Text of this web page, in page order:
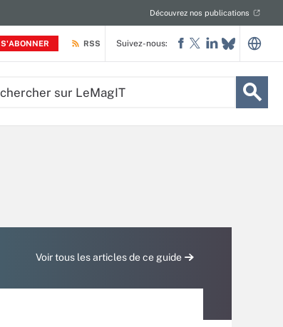
S'ABONNER
Découvrez nos publications
RSS Suivez-nous:
Voir tous les articles de ce guide